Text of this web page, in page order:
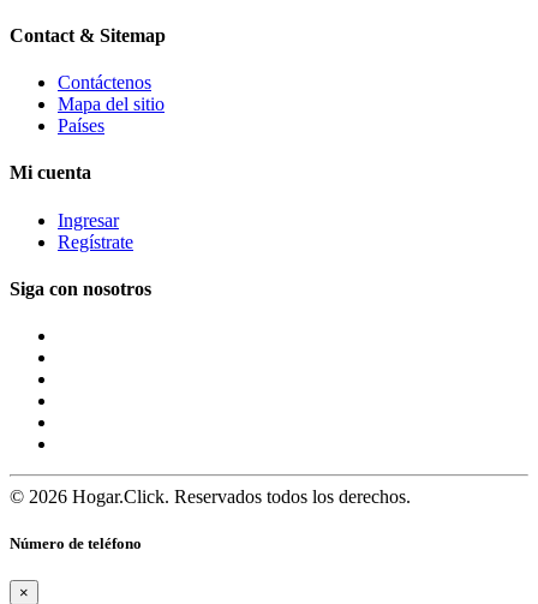
Contact & Sitemap
Contáctenos
Mapa del sitio
Países
Mi cuenta
Ingresar
Regístrate
Siga con nosotros
© 2026 Hogar.Click. Reservados todos los derechos.
Número de teléfono
×